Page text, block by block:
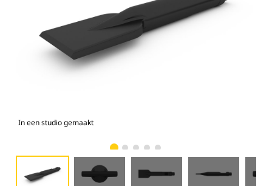
In een studio gemaakt